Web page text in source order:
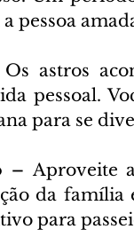
pessoa
Os astros
pessoal.
para se
– Aproveite
da família
para